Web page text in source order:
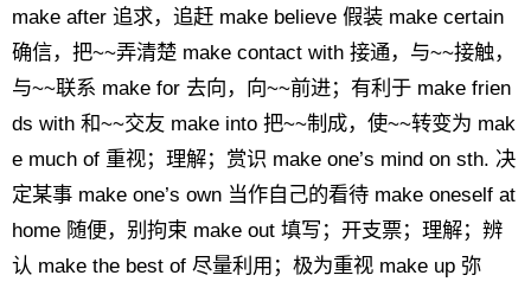
make after 追求，追赶 make believe 假装 make certain
确信，把~~弄清楚 make contact with 接通，与~~接触，
与~~联系 make for 去向，向~~前进；有利于 make frien
ds with 和~~交友 make into 把~~制成，使~~转变为 mak
e much of 重视；理解；赏识 make one’s mind on sth. 决
定某事 make one’s own 当作自己的看待 make oneself at
home 随便，别拘束 make out 填写；开支票；理解；辨
认 make the best of 尽量利用；极为重视 make up 弥